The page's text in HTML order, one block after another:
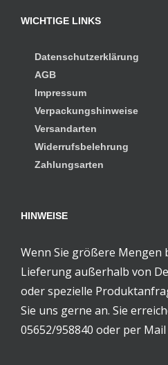
WICHTIGE LINKS
Datenschutzerklärung
AGB
Impressum
Verpackungshinweise
Versandarten
Widerrufsbelehrung
Zahlungsarten
HINWEISE
Wenn Sie größere Mengen
Lieferung außerhalb von
oder spezielle
Sie uns gerne an. Sie
05652/958840 oder per Mail